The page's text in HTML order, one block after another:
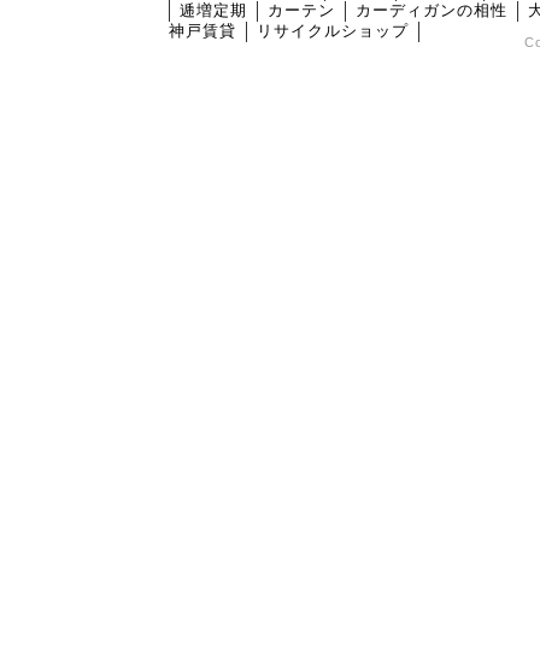
逓増定期
カーテン カーディガンの相性
神戸賃貸
リサイクルショップ